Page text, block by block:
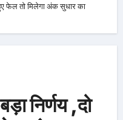
हुए फेल तो मिलेगा अंक सुधार का
निर्णय ,दो